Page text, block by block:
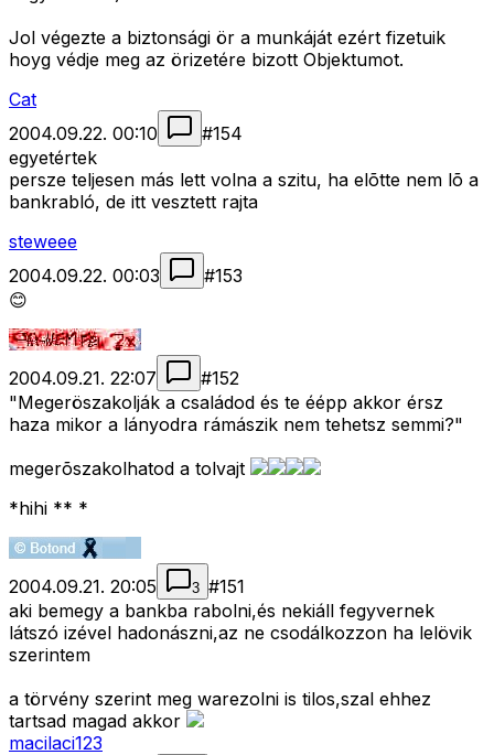
Jol végezte a biztonsági ör a munkáját ezért fizetuik
hoyg védje meg az örizetére bizott Objektumot.
Cat
2004.09.22. 00:10
#154
egyetértek
persze teljesen más lett volna a szitu, ha elõtte nem lõ a
bankrabló, de itt vesztett rajta
steweee
2004.09.22. 00:03
#153
😊
2004.09.21. 22:07 #152
"Megeröszakolják a családod és te éépp akkor érsz
haza mikor a lányodra rámászik nem tehetsz semmi?"
megerõszakolhatod a tolvajt
*hihi ** *
2004.09.21. 20:05 3 #151
aki bemegy a bankba rabolni,és nekiáll fegyvernek
látszó izével hadonászni,az ne csodálkozzon ha lelövik
szerintem
a törvény szerint meg warezolni is tilos,szal ehhez
tartsad magad akkor
macilaci123